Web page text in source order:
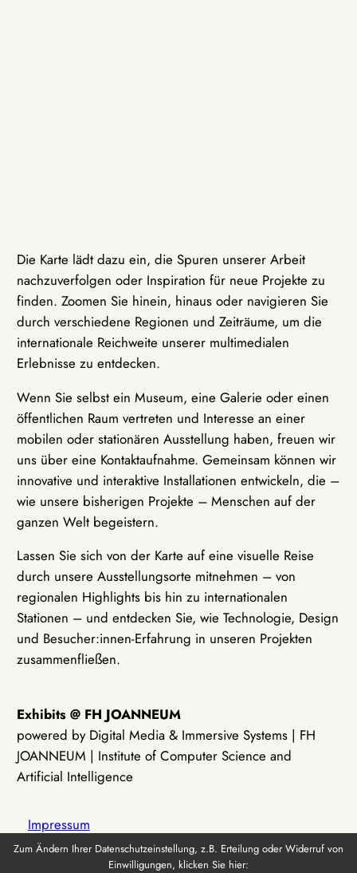
Die Karte lädt dazu ein, die Spuren unserer Arbeit
nachzuverfolgen oder Inspiration für neue Projekte zu
finden. Zoomen Sie hinein, hinaus oder navigieren Sie
durch verschiedene Regionen und Zeiträume, um die
internationale Reichweite unserer multimedialen
Erlebnisse zu entdecken.
Wenn Sie selbst ein Museum, eine Galerie oder einen
öffentlichen Raum vertreten und Interesse an einer
mobilen oder stationären Ausstellung haben, freuen wir
uns über eine Kontaktaufnahme. Gemeinsam können wir
innovative und interaktive Installationen entwickeln, die –
wie unsere bisherigen Projekte – Menschen auf der
ganzen Welt begeistern.
Lassen Sie sich von der Karte auf eine visuelle Reise
durch unsere Ausstellungsorte mitnehmen – von
regionalen Highlights bis hin zu internationalen
Stationen – und entdecken Sie, wie Technologie, Design
und Besucher:innen-Erfahrung in unseren Projekten
zusammenfließen.
Exhibits @ FH JOANNEUM
powered by Digital Media & Immersive Systems | FH
JOANNEUM | Institute of Computer Science and
Artificial Intelligence
Impressum
Zum Ändern Ihrer Datenschutzeinstellung, z.B. Erteilung oder Widerruf von
Einwilligungen, klicken Sie hier: